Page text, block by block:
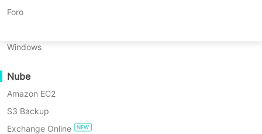
Copia de seguridad en la nube
Cumplimiento del RGPD
Servidor físico
Windows
Nube
Amazon EC2
S3 Backup
Exchange Online
Foro